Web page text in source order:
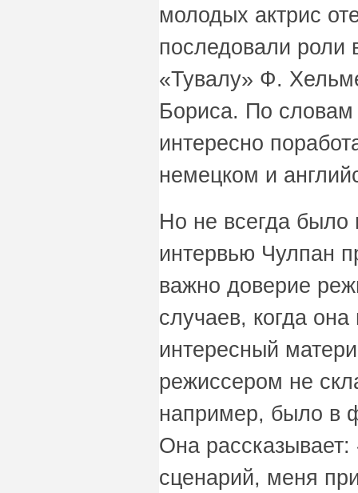
молодых актрис
последовали роли
«Тувалу» Ф.
Бориса. По
интересно
немецком и
Но не всегда было
интервью Чулпан
важно доверие
случаев, когда
интересный
режиссером не
например, было в
Она
сценарий, меня